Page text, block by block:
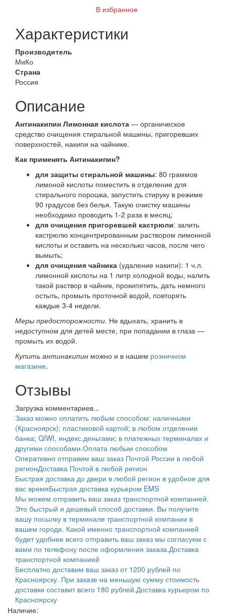
В избранное
Характеристики
Производитель
МиКо
Страна
Россия
Описание
Антинакипин Лимонная кислота — органическое
средство очищения стиральной машины, пригоревших
поверхностей, накипи на чайнике.
Как применять Антинакипин?
для защиты стиральной машины: 80 граммов
лимоной кислоты поместить в отделение для
стирального порошка, запустить стируку в режиме
90 градусов без белья. Такую очистку машины
необходимо проводить 1-2 раза в месяц;
для очищения пригоревшей кастрюли: залить
кастрюлю концентрированным раствором лимонной
кислоты и оставить на несколько часов, после чего
вымыть;
для очищения чайника (удаление накипи): 1 ч.л.
лимонной кислоты на 1 литр холодной воды, налить
такой раствор в чайник, прокипятить, дать немного
остыть, промыть проточной водой, повторять
каждые 3-4 недели.
Меры предосторожности. Не вдыхать, хранить в
недоступном для детей месте, при попадании в глаза —
промыть их водой.
Купить антинакипин можно и в нашем розничном
магазине.
Отзывы
Загрузка комментариев...
Заказ можно оплатить любым способом: наличными
(Красноярск); пластиковой картой; в любом отделении
банка; QIWI, яндекс.деньгами; в платежных терминалах и
другими способами.Оплата любым способом
Оперативно отправим ваш заказ Почтой России в любой
регионДоставка Почтой в любой регион
Быстрая доставка до двери в любой регион в удобное для
вас времяБыстрая доставка курьером EMS
Мы можем отправить ваш заказ транспортной компанией.
Это быстрый и дешевый способ доставки. Вы получите
вашу посылку в терминале транспортной компании в
вашем городе. Какой именно транспортной компанией
будет удобнее всего отправить ваш заказ мы согласуем с
вами по телефону после оформления заказа.Доставка
транспортной компанией
Бесплатно доставим ваш заказ от 1200 рублей по
Красноярску. При заказе на меньшую сумму стоимость
доставки составит всего 180 рублей.Доставка курьером по
Красноярску
Наличие: